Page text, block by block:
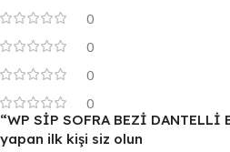
0
0
0
0
“WP SİP SOFRA BEZİ DANTELLİ
yapan ilk kişi siz olun